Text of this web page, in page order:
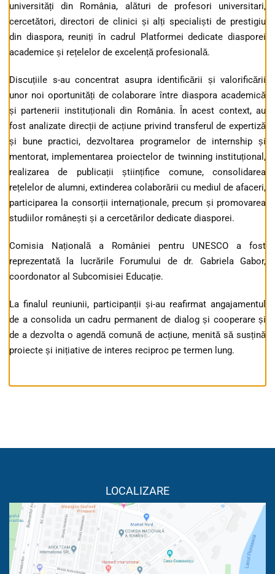
universități din România, alături de profesori universitari,
cercetători, directori de clinici și alți specialiști de prestigiu
din diaspora, reuniți în cadrul Platformei dedicate diasporei
academice și rețelelor de excelență profesională.
Discuțiile s-au concentrat asupra identificării și valorificării
unor noi oportunități de colaborare între diaspora academică
și partenerii instituționali din România. În acest context, au
fost analizate direcții de acțiune privind transferul de expertiză
și bune practici, dezvoltarea programelor de internship și
mentorat, implementarea proiectelor de twinning instituțional,
realizarea de publicații științifice comune, consolidarea
rețelelor de alumni, extinderea colaborării cu mediul de afaceri,
participarea la consorții internaționale, precum și promovarea
studiilor românești și a cercetărilor dedicate diasporei.
Comisia Națională a României pentru UNESCO a fost
reprezentată la lucrările Forumului de dr. Gabriela Gabor,
coordonator al Subcomisiei Educație.
La finalul reuniunii, participanții și-au reafirmat angajamentul
de a consolida un cadru permanent de dialog și cooperare și
de a dezvolta o agendă comună de acțiune, menită să susțină
proiecte și inițiative de interes reciproc pe termen lung.
LOCALIZARE